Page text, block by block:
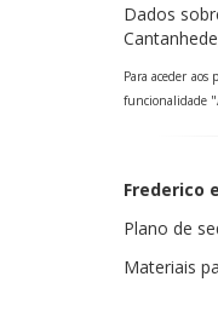
Dados
Para aceder
funcionalidade
Frederico
Plano de
Materiais